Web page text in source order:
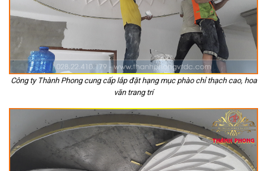
Công ty Thành Phong cung cấp lắp đặt hạng mục phào chỉ thạch cao, hoa
văn trang trí